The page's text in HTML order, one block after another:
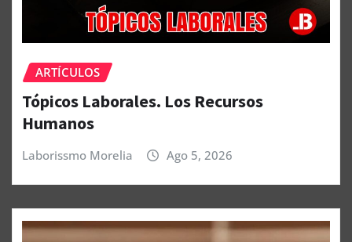
ARTÍCULOS
Tópicos Laborales. Los Recursos
Humanos
Laborissmo Morelia Ago 5, 2026